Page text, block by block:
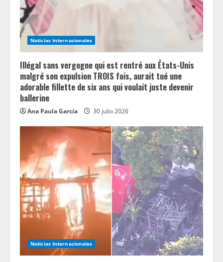
Noticias Internacionales
Illégal sans vergogne qui est rentré aux États-Unis
malgré son expulsion TROIS fois, aurait tué une
adorable fillette de six ans qui voulait juste devenir
ballerine
Ana Paula García 30 julio 2026
Noticias Internacionales